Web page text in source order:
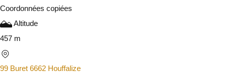
Coordonnées copiées
Altitude
457 m
99 Buret 6662 Houffalize